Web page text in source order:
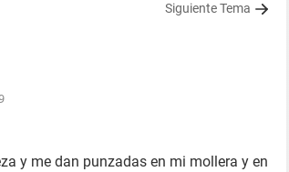
Siguiente Tema
y me dan punzadas en mi mollera y en